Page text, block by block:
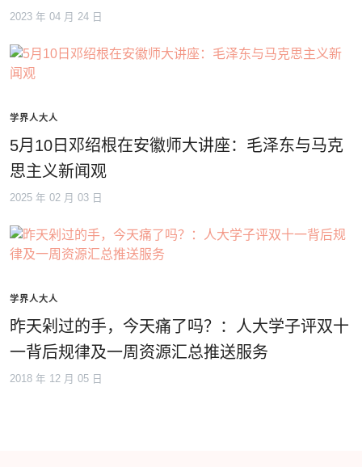
2023 年 04 月 24 日
学界人大人
5月10日邓绍根在安徽师大讲座：毛泽东与马克
思主义新闻观
2025 年 02 月 03 日
学界人大人
昨天剁过的手，今天痛了吗？：人大学子评双十
一背后规律及一周资源汇总推送服务
2018 年 12 月 05 日